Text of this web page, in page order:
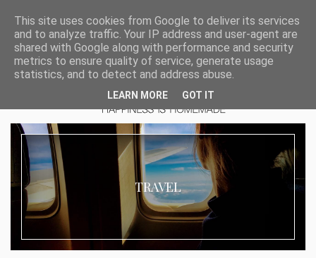
TRAVEL
This site uses cookies from Google to deliver its services
and to analyze traffic. Your IP address and user-agent are
shared with Google along with performance and security
metrics to ensure quality of service, generate usage
statistics, and to detect and address abuse.
LEARN MORE GOT IT